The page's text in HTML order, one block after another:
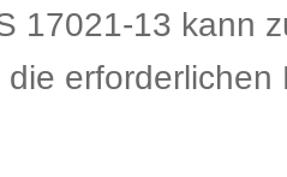
17021-13 kann